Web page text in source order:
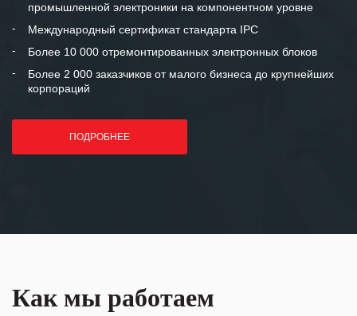
отношения и искренне желаем
«Инженерной компании «555» долгих
промышленной электроники на компонентном уровне
Международный сертификат стандарта IPC
Более 10 000 отремонтированных электронных блоков
Более 2 000 заказчиков от малого бизнеса до крупнейших
корпораций
ПОДРОБНЕЕ
Как мы работаем